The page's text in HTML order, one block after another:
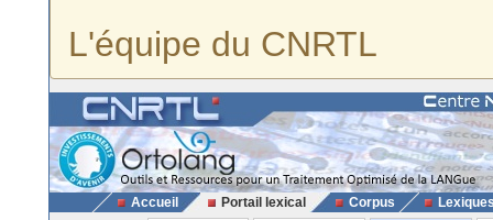
L'équipe du CNRTL
Accueil Portail lexical Corpus